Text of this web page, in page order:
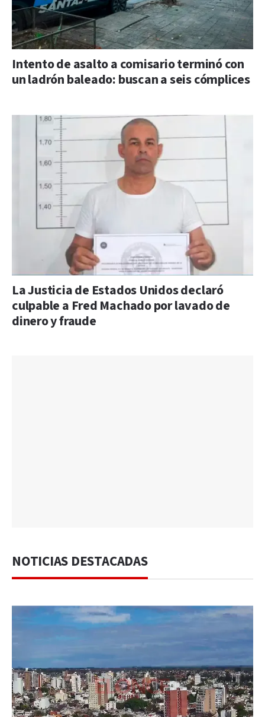
Intento de asalto a comisario terminó con
un ladrón baleado: buscan a seis cómplices
La Justicia de Estados Unidos declaró
culpable a Fred Machado por lavado de
dinero y fraude
NOTICIAS DESTACADAS